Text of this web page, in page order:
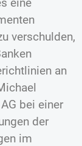
verschulden,
an
bei einer
der
im